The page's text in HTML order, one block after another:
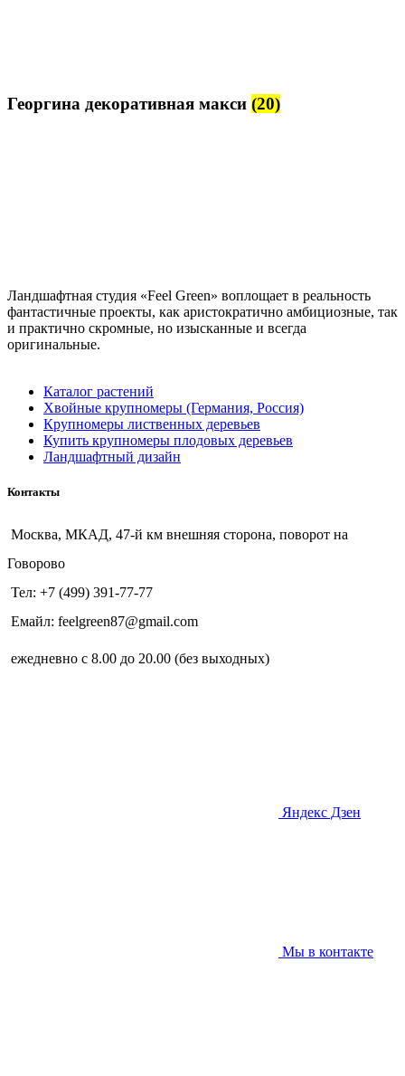
Георгина декоративная макси (20)
Ландшафтная студия «Feel Green» воплощает в реальность
фантастичные проекты, как аристократично амбициозные, так
и практично скромные, но изысканные и всегда
оригинальные.
Каталог растений
Хвойные крупномеры (Германия, Россия)
Крупномеры лиственных деревьев
Купить крупномеры плодовых деревьев
Ландшафтный дизайн
Контакты
Москва, МКАД, 47-й км внешняя сторона, поворот на
Говорово
Тел: +7 (499) 391-77-77
Емайл: feelgreen87@gmail.com
ежедневно с 8.00 до 20.00 (без выходных)
Яндекс Дзен
Мы в контакте